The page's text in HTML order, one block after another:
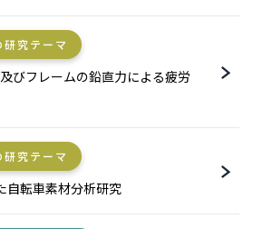
研究テーマ
びフレームの鉛直力による疲労
研究テーマ
自転車素材分析研究